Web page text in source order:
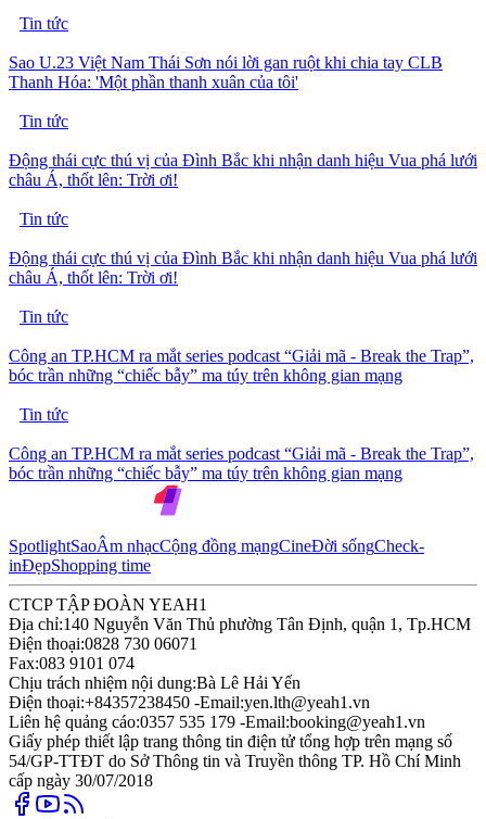
Tin tức
Sao U.23 Việt Nam Thái Sơn nói lời gan ruột khi chia tay CLB
Thanh Hóa: 'Một phần thanh xuân của tôi'
Tin tức
Động thái cực thú vị của Đình Bắc khi nhận danh hiệu Vua phá lưới
châu Á, thốt lên: Trời ơi!
Tin tức
Động thái cực thú vị của Đình Bắc khi nhận danh hiệu Vua phá lưới
châu Á, thốt lên: Trời ơi!
Tin tức
Công an TP.HCM ra mắt series podcast “Giải mã - Break the Trap”,
bóc trần những “chiếc bẫy” ma túy trên không gian mạng
Tin tức
Công an TP.HCM ra mắt series podcast “Giải mã - Break the Trap”,
bóc trần những “chiếc bẫy” ma túy trên không gian mạng
SpotlightSaoÂm nhạcCộng đồng mạngCineĐời sốngCheck-
inĐẹpShopping time
CTCP TẬP ĐOÀN YEAH1
Địa chỉ:140 Nguyễn Văn Thủ phường Tân Định, quận 1, Tp.HCM
Điện thoại:0828 730 06071
Fax:083 9101 074
Chịu trách nhiệm nội dung:Bà Lê Hải Yến
Điện thoại:+84357238450 -Email:yen.lth@yeah1.vn
Liên hệ quảng cáo:0357 535 179 -Email:booking@yeah1.vn
Giấy phép thiết lập trang thông tin điện tử tổng hợp trên mạng số
54/GP-TTĐT do Sở Thông tin và Truyền thông TP. Hồ Chí Minh
cấp ngày 30/07/2018